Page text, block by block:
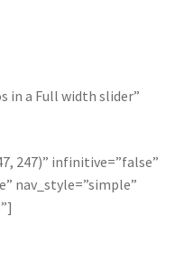
in a Full width slider”
247)” infinitive=”false”
nav_style=”simple”